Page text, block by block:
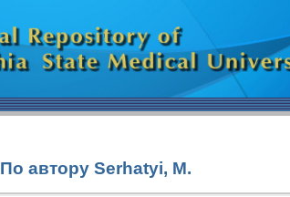
автору Serhatyi, M.